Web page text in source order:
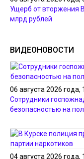
Ущерб от вторжения
млрд рублей
ВИДЕОНОВОСТИ
06 августа 2026 года,
Сотрудники
безопасностью на
04 августа 2026 года,